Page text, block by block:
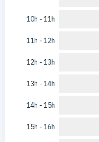
10h - 11h
11h - 12h
12h - 13h
13h - 14h
14h - 15h
15h - 16h